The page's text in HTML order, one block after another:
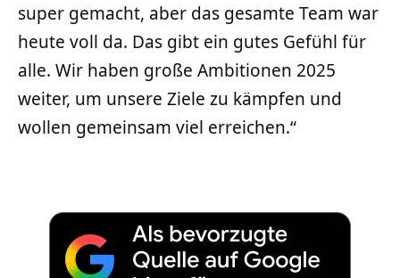
super gemacht, aber das gesamte Team war
heute voll da. Das gibt ein gutes Gefühl für
alle. Wir haben große Ambitionen 2025
weiter, um unsere Ziele zu kämpfen und
wollen gemeinsam viel erreichen.“